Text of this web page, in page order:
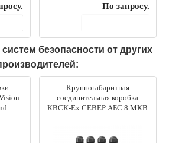
По запросу.
безопасности от других
Крупногабаритная
соединительная коробка
КВСК-Ех СЕВЕР АБС.8.МКВ